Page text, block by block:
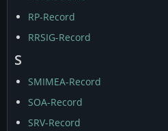
RP-Record
RRSIG-Record
S
SMIMEA-Record
SOA-Record
SRV-Record